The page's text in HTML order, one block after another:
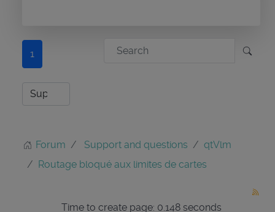
1
Forum Support and questions
qtVlm
Routage bloqué aux limites de cartes
Time to create page: 0.148 seconds